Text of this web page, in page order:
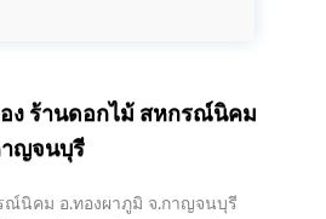
ง ร้านดอกไม้ สหกรณ์นิคม
าญจนบุรี
ณ์นิคม อ.ทองผาภูมิ จ.กาญจนบุรี